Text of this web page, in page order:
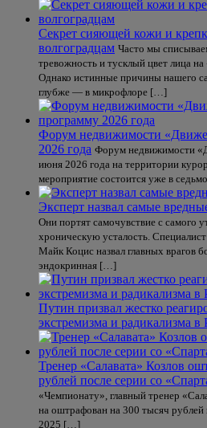
Секрет сияющей кожи и
волгоградцам Часто мы
тревожность и тусклый цвет лица
Однако истинные причины нашего
глубже — в микрофлоре […]
Форум недвижимости
2026 года Форум недвижимости
июня 2026 года на территории
мероприятие состоится уже в
Эксперт назвал самые
Они портят самочувствие с самого
хроническую усталость.
Майк Коцис назвал главных врагов
эндокринная […]
Путин призвал жестко
экстремизма и радикализма в
Тренер «Салавата» Козлов
рублей после серии со
«Чемпионату», главный тренер
на оштрафован на 300 тысяч
2025 […]